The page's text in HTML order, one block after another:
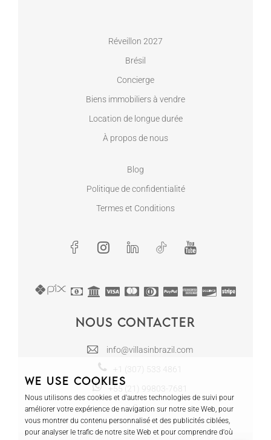
Réveillon 2027
Brésil
Concierge
Biens immobiliers à vendre
Location de longue durée
À propos de nous
Blog
Politique de confidentialité
Termes et Conditions
Nous contacter
info@villasinbrazil.com
+1 (307) 533 4861
+55 (21) 99803-7681
We use cookies
Nous utilisons des cookies et d'autres technologies de suivi pour
améliorer votre expérience de navigation sur notre site Web, pour
vous montrer du contenu personnalisé et des publicités ciblées,
pour analyser le trafic de notre site Web et pour comprendre d'où